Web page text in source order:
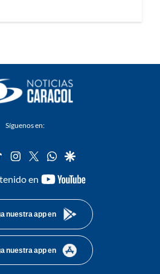
Síguenos en:
tiktok instagram
twitterwhatsapp
google
en
youtube-
nuestra app en
nuestra app en